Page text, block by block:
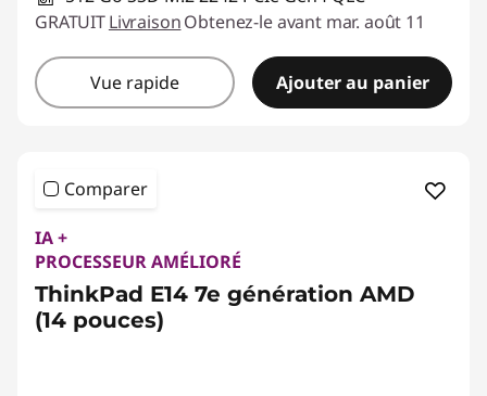
GRATUITLivraisonObtenez-le avant mar. août 11
Vue rapide Ajouter au panier
Comparer
IA +
PROCESSEUR AMÉLIORÉ
ThinkPad E14 7e génération AMD
(14 pouces)